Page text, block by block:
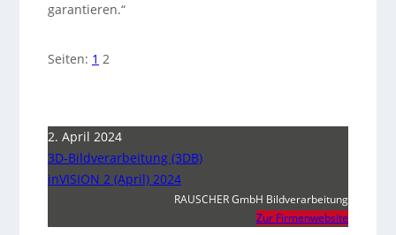
garantieren.“
Seiten: 1 2
2. April 2024
3D-Bildverarbeitung (3DB)
inVISION 2 (April) 2024
RAUSCHER GmbH Bildverarbeitung
Zur Firmenwebsite